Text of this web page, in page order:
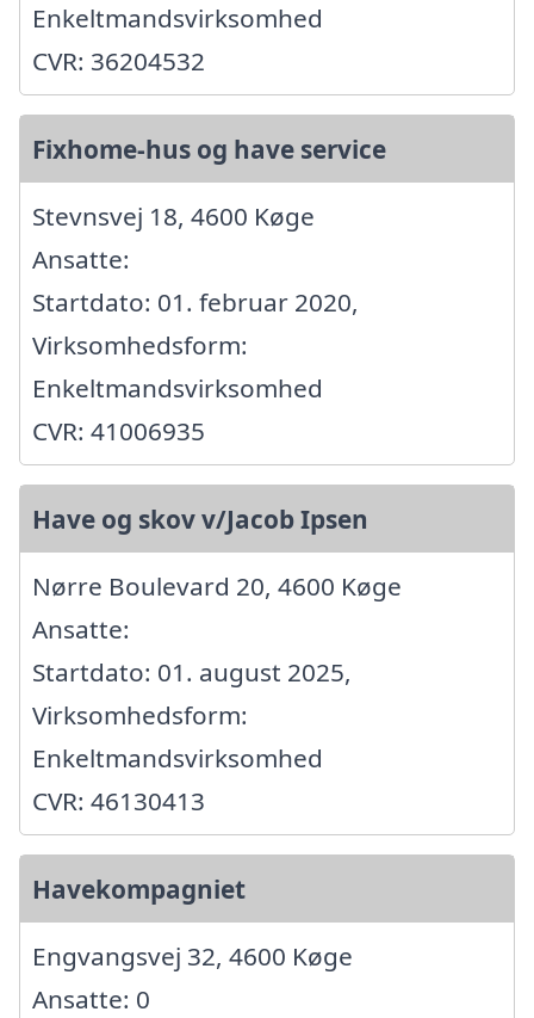
Enkeltmandsvirksomhed
CVR: 36204532
Fixhome-hus og have service
Stevnsvej 18, 4600 Køge
Ansatte:
Startdato: 01. februar 2020,
Virksomhedsform:
Enkeltmandsvirksomhed
CVR: 41006935
Have og skov v/Jacob Ipsen
Nørre Boulevard 20, 4600 Køge
Ansatte:
Startdato: 01. august 2025,
Virksomhedsform:
Enkeltmandsvirksomhed
CVR: 46130413
Havekompagniet
Engvangsvej 32, 4600 Køge
Ansatte: 0